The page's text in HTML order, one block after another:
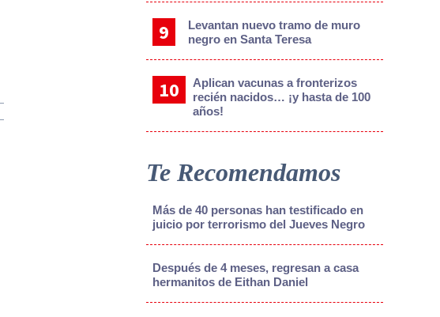
Levantan nuevo tramo de muro
negro en Santa Teresa
Aplican vacunas a fronterizos
recién nacidos… ¡y hasta de 100
años!
Te Recomendamos
Más de 40 personas han testificado en
juicio por terrorismo del Jueves Negro
Después de 4 meses, regresan a casa
hermanitos de Eithan Daniel